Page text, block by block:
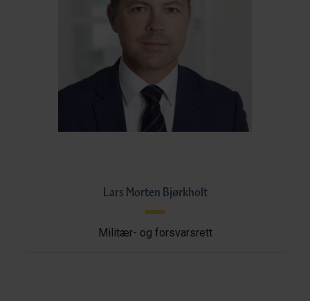
Lars Morten Bjørkholt
Militær- og forsvarsrett